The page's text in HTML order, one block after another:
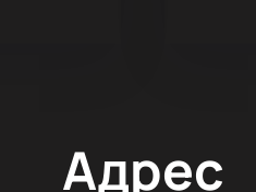
Адрес